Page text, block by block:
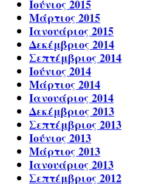
Ιούνιος 2015
Μάρτιος 2015
Ιανουάριος 2015
Δεκέμβριος 2014
Σεπτέμβριος 2014
Ιούνιος 2014
Μάρτιος 2014
Ιανουάριος 2014
Δεκέμβριος 2013
Σεπτέμβριος 2013
Ιούνιος 2013
Μάρτιος 2013
Ιανουάριος 2013
Σεπτέμβριος 2012